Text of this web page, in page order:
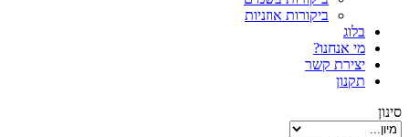
ביקורות אוזניות
בלוג
מי אנחנו?
יצירת קשר
תקנון
סינון